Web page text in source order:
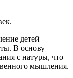
детей
В основу
с натуры, что
мышления.